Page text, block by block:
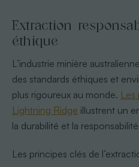
Extraction
éthique
L’industrie minière
des standards éthiques et
plus rigoureux au monde. Les
Lightning Ridge illustrent un
la durabilité et la
Les principes clés de